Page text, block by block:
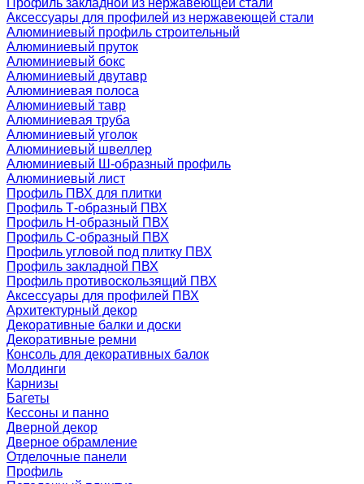
Профиль закладной из нержавеющей стали
Аксессуары для профилей из нержавеющей стали
Алюминиевый профиль строительный
Алюминиевый пруток
Алюминиевый бокс
Алюминиевый двутавр
Алюминиевая полоса
Алюминиевый тавр
Алюминиевая труба
Алюминиевый уголок
Алюминиевый швеллер
Алюминиевый Ш-образный профиль
Алюминиевый лист
Профиль ПВХ для плитки
Профиль Т-образный ПВХ
Профиль H-образный ПВХ
Профиль C-образный ПВХ
Профиль угловой под плитку ПВХ
Профиль закладной ПВХ
Профиль противоскользящий ПВХ
Аксессуары для профилей ПВХ
Архитектурный декор
Декоративные балки и доски
Декоративные ремни
Консоль для декоративных балок
Молдинги
Карнизы
Багеты
Кессоны и панно
Дверной декор
Дверное обрамление
Отделочные панели
Профиль